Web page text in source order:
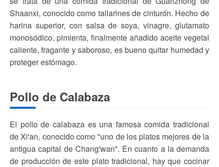
Shaanxi, conocido como tallarines de cinturón. Hecho de
harina superior, con salsa de soya, vinagre, glutamato
monosódico, pimienta, finalmente añadido aceite vegetal
caliente, fragante y saboroso, es bueno quitar humedad y
proteger estómago.
Pollo de Calabaza
El pollo de calabaza es una famosa comida tradicional
de Xi'an, conocido como "uno de los platos mejores de la
antigua capital de Chang'wan". En cuanto a la demanda
de producción de este plato tradicional, hay que cocinar